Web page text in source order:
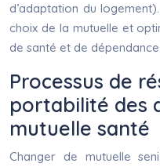
d’adaptation du
choix de la mutuelle et
de santé et de dépendance.
Processus de
portabilité des
mutuelle santé
Changer de mutuelle